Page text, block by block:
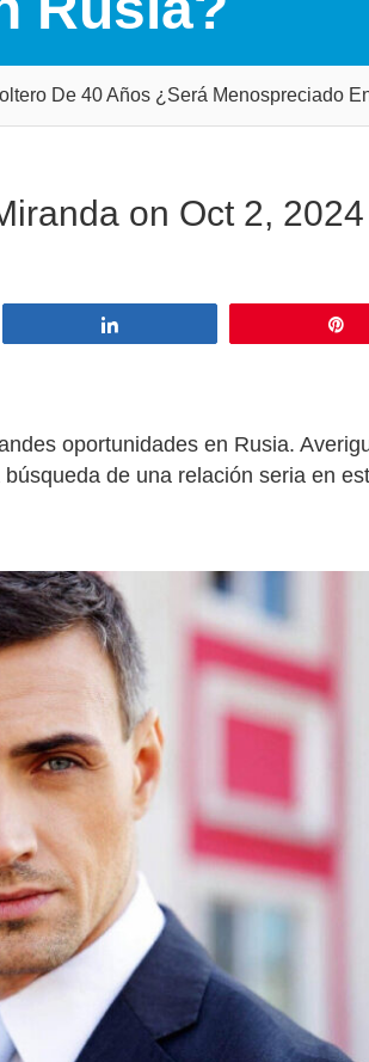
De 40 Años ¿Será Menospreciado
on Oct 2,
oportunidades en Rusia.
de una relación seria en